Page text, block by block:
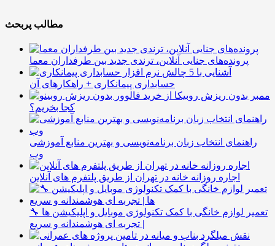
مطالب پربحث
پرونده‌های جنایی آنلاین، ترندی جدید بین طرفداران معما
آشنایی با 5 چالش
حسابداری پیمانکاری + راهکارهای آن
ممبر بدون ریزش روبیکا از
کجا بخریم؟
راهنمای انتخاب زبان برنامه‌نویسی و بهترین منابع آموزشی
وب
اجاره روزانه خانه در تهران از طریق پلتفرم های آنلاین
🔧 تعمیر لوازم خانگی با کمک تکنولوژی موبایل و اپلیکیشن ها
| تجربه ای هوشمندانه و سریع